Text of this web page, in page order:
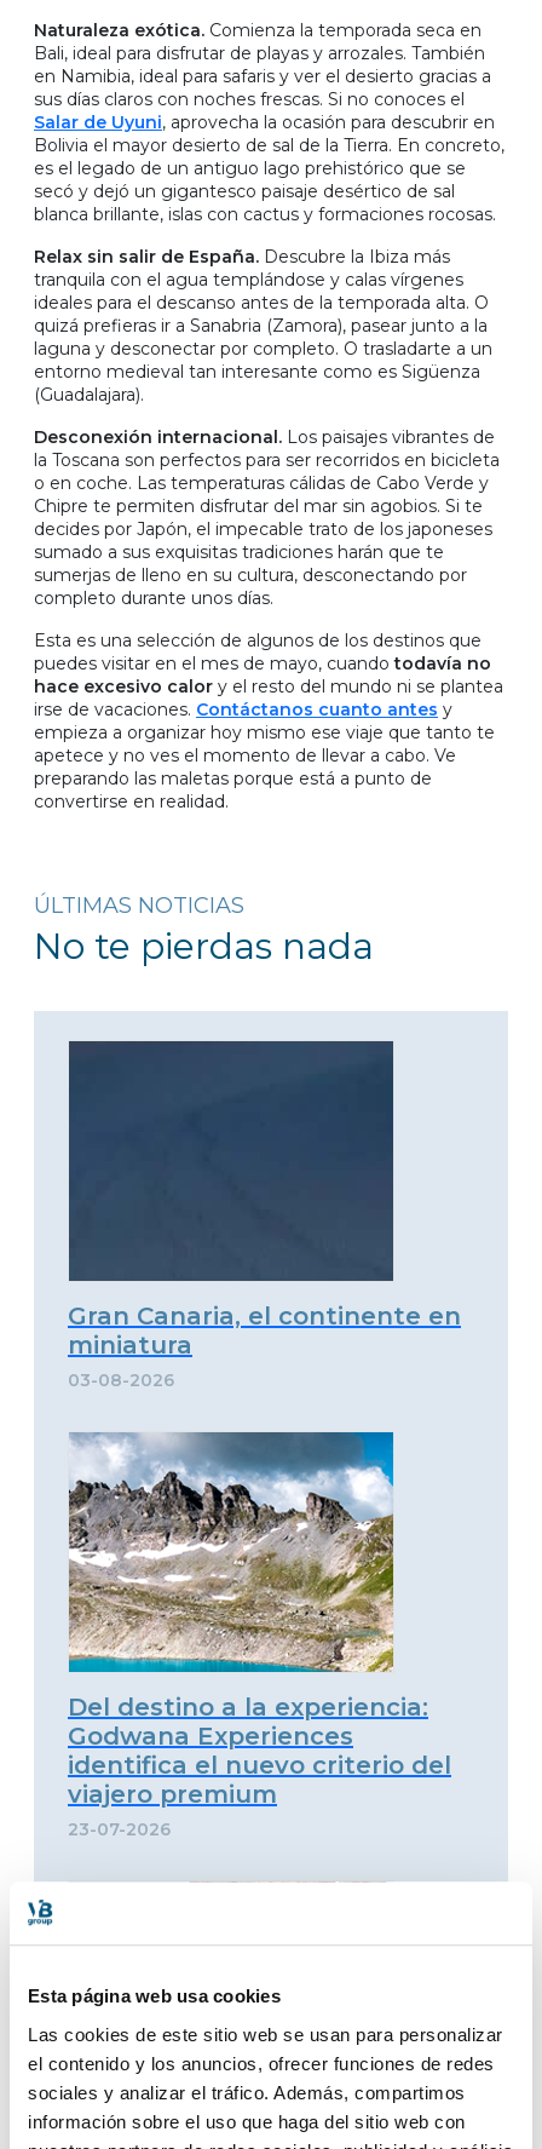
Esta página web usa cookies
Las cookies de este sitio web se usan para personalizar
el contenido y los anuncios, ofrecer funciones de redes
sociales y analizar el tráfico. Además, compartimos
información sobre el uso que haga del sitio web con
Naturaleza exótica. Comienza la temporada seca en
Bali, ideal para disfrutar de playas y arrozales. También
en Namibia, ideal para safaris y ver el desierto gracias a
sus días claros con noches frescas. Si no conoces el
Salar de Uyuni, aprovecha la ocasión para descubrir en
Bolivia el mayor desierto de sal de la Tierra. En concreto,
es el legado de un antiguo lago prehistórico que se
secó y dejó un gigantesco paisaje desértico de sal
blanca brillante, islas con cactus y formaciones rocosas.
Relax sin salir de España. Descubre la Ibiza más
tranquila con el agua templándose y calas vírgenes
ideales para el descanso antes de la temporada alta. O
quizá prefieras ir a Sanabria (Zamora), pasear junto a la
laguna y desconectar por completo. O trasladarte a un
entorno medieval tan interesante como es Sigüenza
(Guadalajara).
Desconexión internacional. Los paisajes vibrantes de
la Toscana son perfectos para ser recorridos en bicicleta
o en coche. Las temperaturas cálidas de Cabo Verde y
Chipre te permiten disfrutar del mar sin agobios. Si te
decides por Japón, el impecable trato de los japoneses
sumado a sus exquisitas tradiciones harán que te
sumerjas de lleno en su cultura, desconectando por
completo durante unos días.
Esta es una selección de algunos de los destinos que
puedes visitar en el mes de mayo, cuandotodavía no
hace excesivo calor y el resto del mundo ni se plantea
irse de vacaciones. Contáctanos cuanto antes y
empieza a organizar hoy mismo ese viaje que tanto te
apetece y no ves el momento de llevar a cabo. Ve
preparando las maletas porque está a punto de
convertirse en realidad.
ÚLTIMAS NOTICIAS
No te pierdas nada
Gran Canaria, el continente en
miniatura
03-08-2026
Del destino a la experiencia:
Godwana Experiences
identifica el nuevo criterio del
viajero premium
23-07-2026